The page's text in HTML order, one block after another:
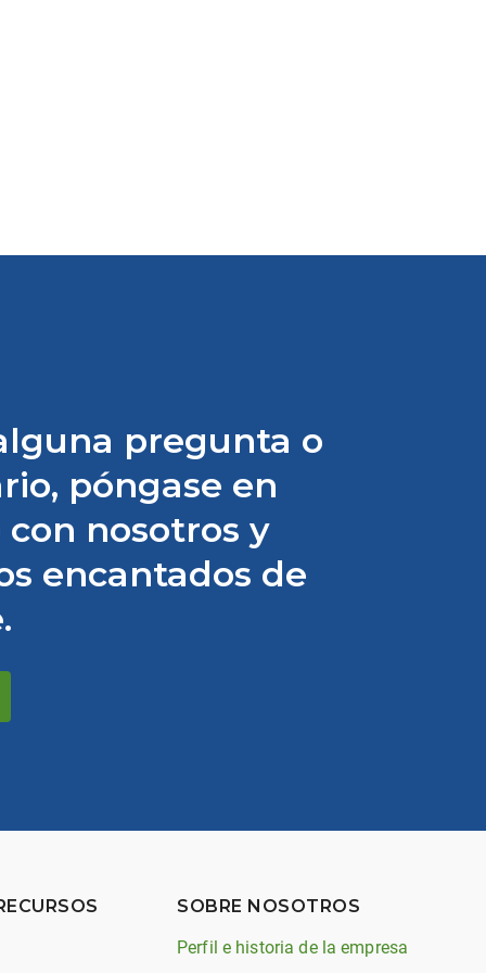
pregunta o
póngase en
nosotros y
encantados de
SOBRE NOSOTROS
Perfil e historia de la empresa